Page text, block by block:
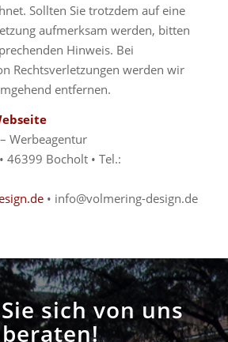
Sollten Sie trotzdem auf eine
aufmerksam werden, bitten
Hinweis. Bei
Rechtsverletzungen werden wir
entfernen.
Werbeagentur
46399 Bocholt • Tel.:
• info@volmering-design.de
sich von uns
beraten!